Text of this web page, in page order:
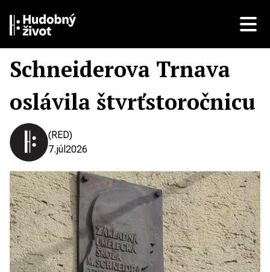
Schneiderova Trnava
oslávila štvrťstoročnicu
(RED)
7.júl 2026